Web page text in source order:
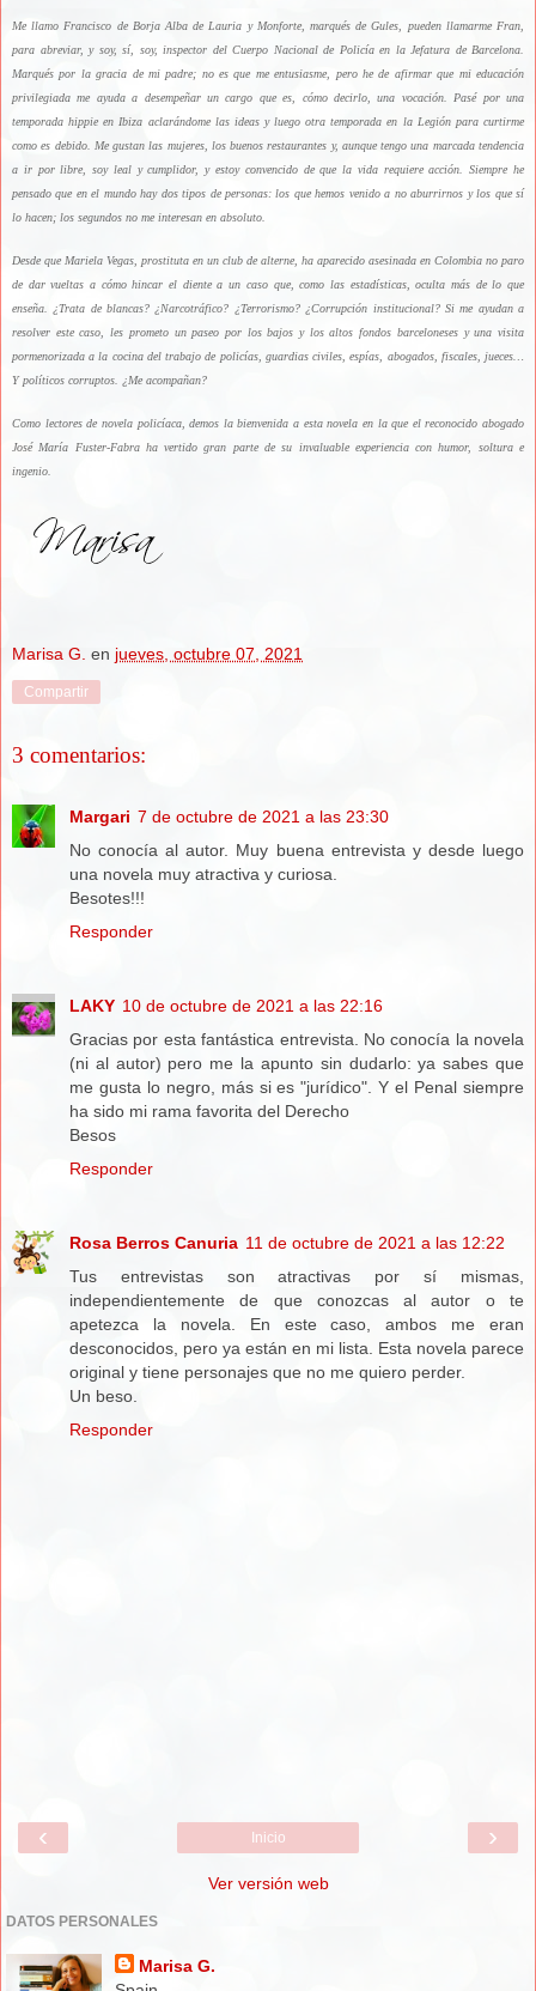
Me llamo Francisco de Borja Alba de Lauria y Monforte, marqués de Gules, pueden llamarme Fran,
para abreviar, y soy, sí, soy, inspector del Cuerpo Nacional de Policía en la Jefatura de Barcelona.
Marqués por la gracia de mi padre; no es que me entusiasme, pero he de afirmar que mi educación
privilegiada me ayuda a desempeñar un cargo que es, cómo decirlo, una vocación. Pasé por una
temporada hippie en Ibiza aclarándome las ideas y luego otra temporada en la Legión para curtirme
como es debido. Me gustan las mujeres, los buenos restaurantes y, aunque tengo una marcada tendencia
a ir por libre, soy leal y cumplidor, y estoy convencido de que la vida requiere acción. Siempre he
pensado que en el mundo hay dos tipos de personas: los que hemos venido a no aburrirnos y los que sí
lo hacen; los segundos no me interesan en absoluto.
Desde que Mariela Vegas, prostituta en un club de alterne, ha aparecido asesinada en Colombia no paro
de dar vueltas a cómo hincar el diente a un caso que, como las estadísticas, oculta más de lo que
enseña. ¿Trata de blancas? ¿Narcotráfico? ¿Terrorismo? ¿Corrupción institucional? Si me ayudan a
resolver este caso, les prometo un paseo por los bajos y los altos fondos barceloneses y una visita
pormenorizada a la cocina del trabajo de policías, guardias civiles, espías, abogados, fiscales, jueces…
Y políticos corruptos. ¿Me acompañan?
Como lectores de novela policíaca, demos la bienvenida a esta novela en la que el reconocido abogado
José María Fuster-Fabra ha vertido gran parte de su invaluable experiencia con humor, soltura e
ingenio.
Marisa G. en jueves, octubre 07, 2021
Compartir
3 comentarios:
Margari 7 de octubre de 2021 a las 23:30
No conocía al autor. Muy buena entrevista y desde luego
una novela muy atractiva y curiosa.
Besotes!!!
Responder
LAKY 10 de octubre de 2021 a las 22:16
Gracias por esta fantástica entrevista. No conocía la novela
(ni al autor) pero me la apunto sin dudarlo: ya sabes que
me gusta lo negro, más si es "jurídico". Y el Penal siempre
ha sido mi rama favorita del Derecho
Besos
Responder
Rosa Berros Canuria 11 de octubre de 2021 a las 12:22
Tus entrevistas son atractivas por sí mismas,
independientemente de que conozcas al autor o te
apetezca la novela. En este caso, ambos me eran
desconocidos, pero ya están en mi lista. Esta novela parece
original y tiene personajes que no me quiero perder.
Un beso.
Responder
‹ ›
Inicio
Ver versión web
DATOS PERSONALES
Marisa G.